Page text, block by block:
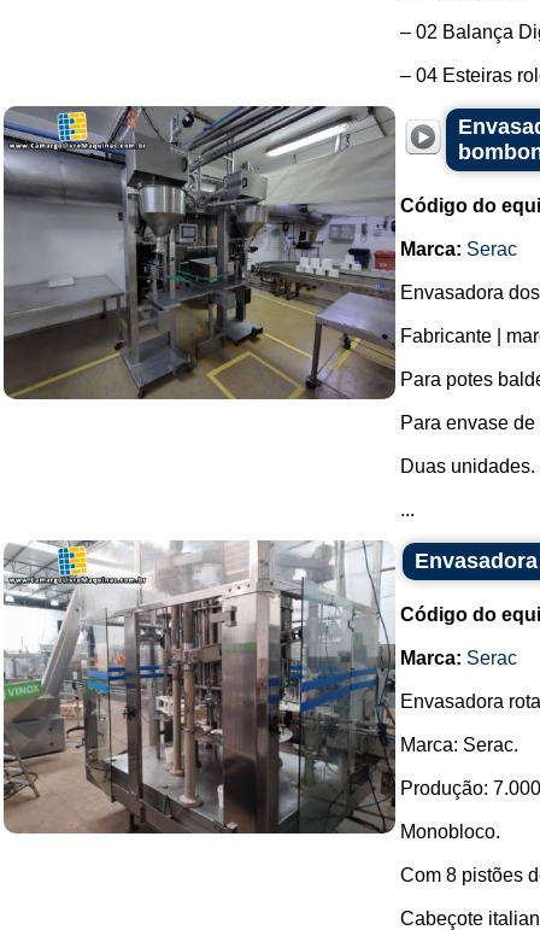
– 02 Balança
– 04 Esteiras
Código do
Marca: Serac
Envasadora
Fabricante |
Para potes
Para envase
Duas unidades.
...
Código do
Marca: Serac
Envasadora
Marca: Serac.
Produção:
Monobloco.
Com 8 pistões
Cabeçote